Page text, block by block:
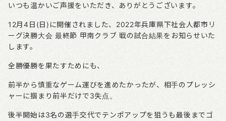
いつも温かいご声援をいただき、ありがとうございます。
12月4日 (日) に開催されました、 2022年兵庫県下社会人都市リ
ーグ決勝大会 最終節 甲南クラブ 戦の試合結果をお知らせいた
します。
全勝優勝を果たすためにも、
前半から慎重なゲーム運びを進めたかったが、相手のプレッシ
ャーに掴まり前半だけで3失点。
後半開始は3名の選手交代でテンポアップを狙うも最後までゴ